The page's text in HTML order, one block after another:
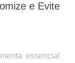
e Evite
essencial